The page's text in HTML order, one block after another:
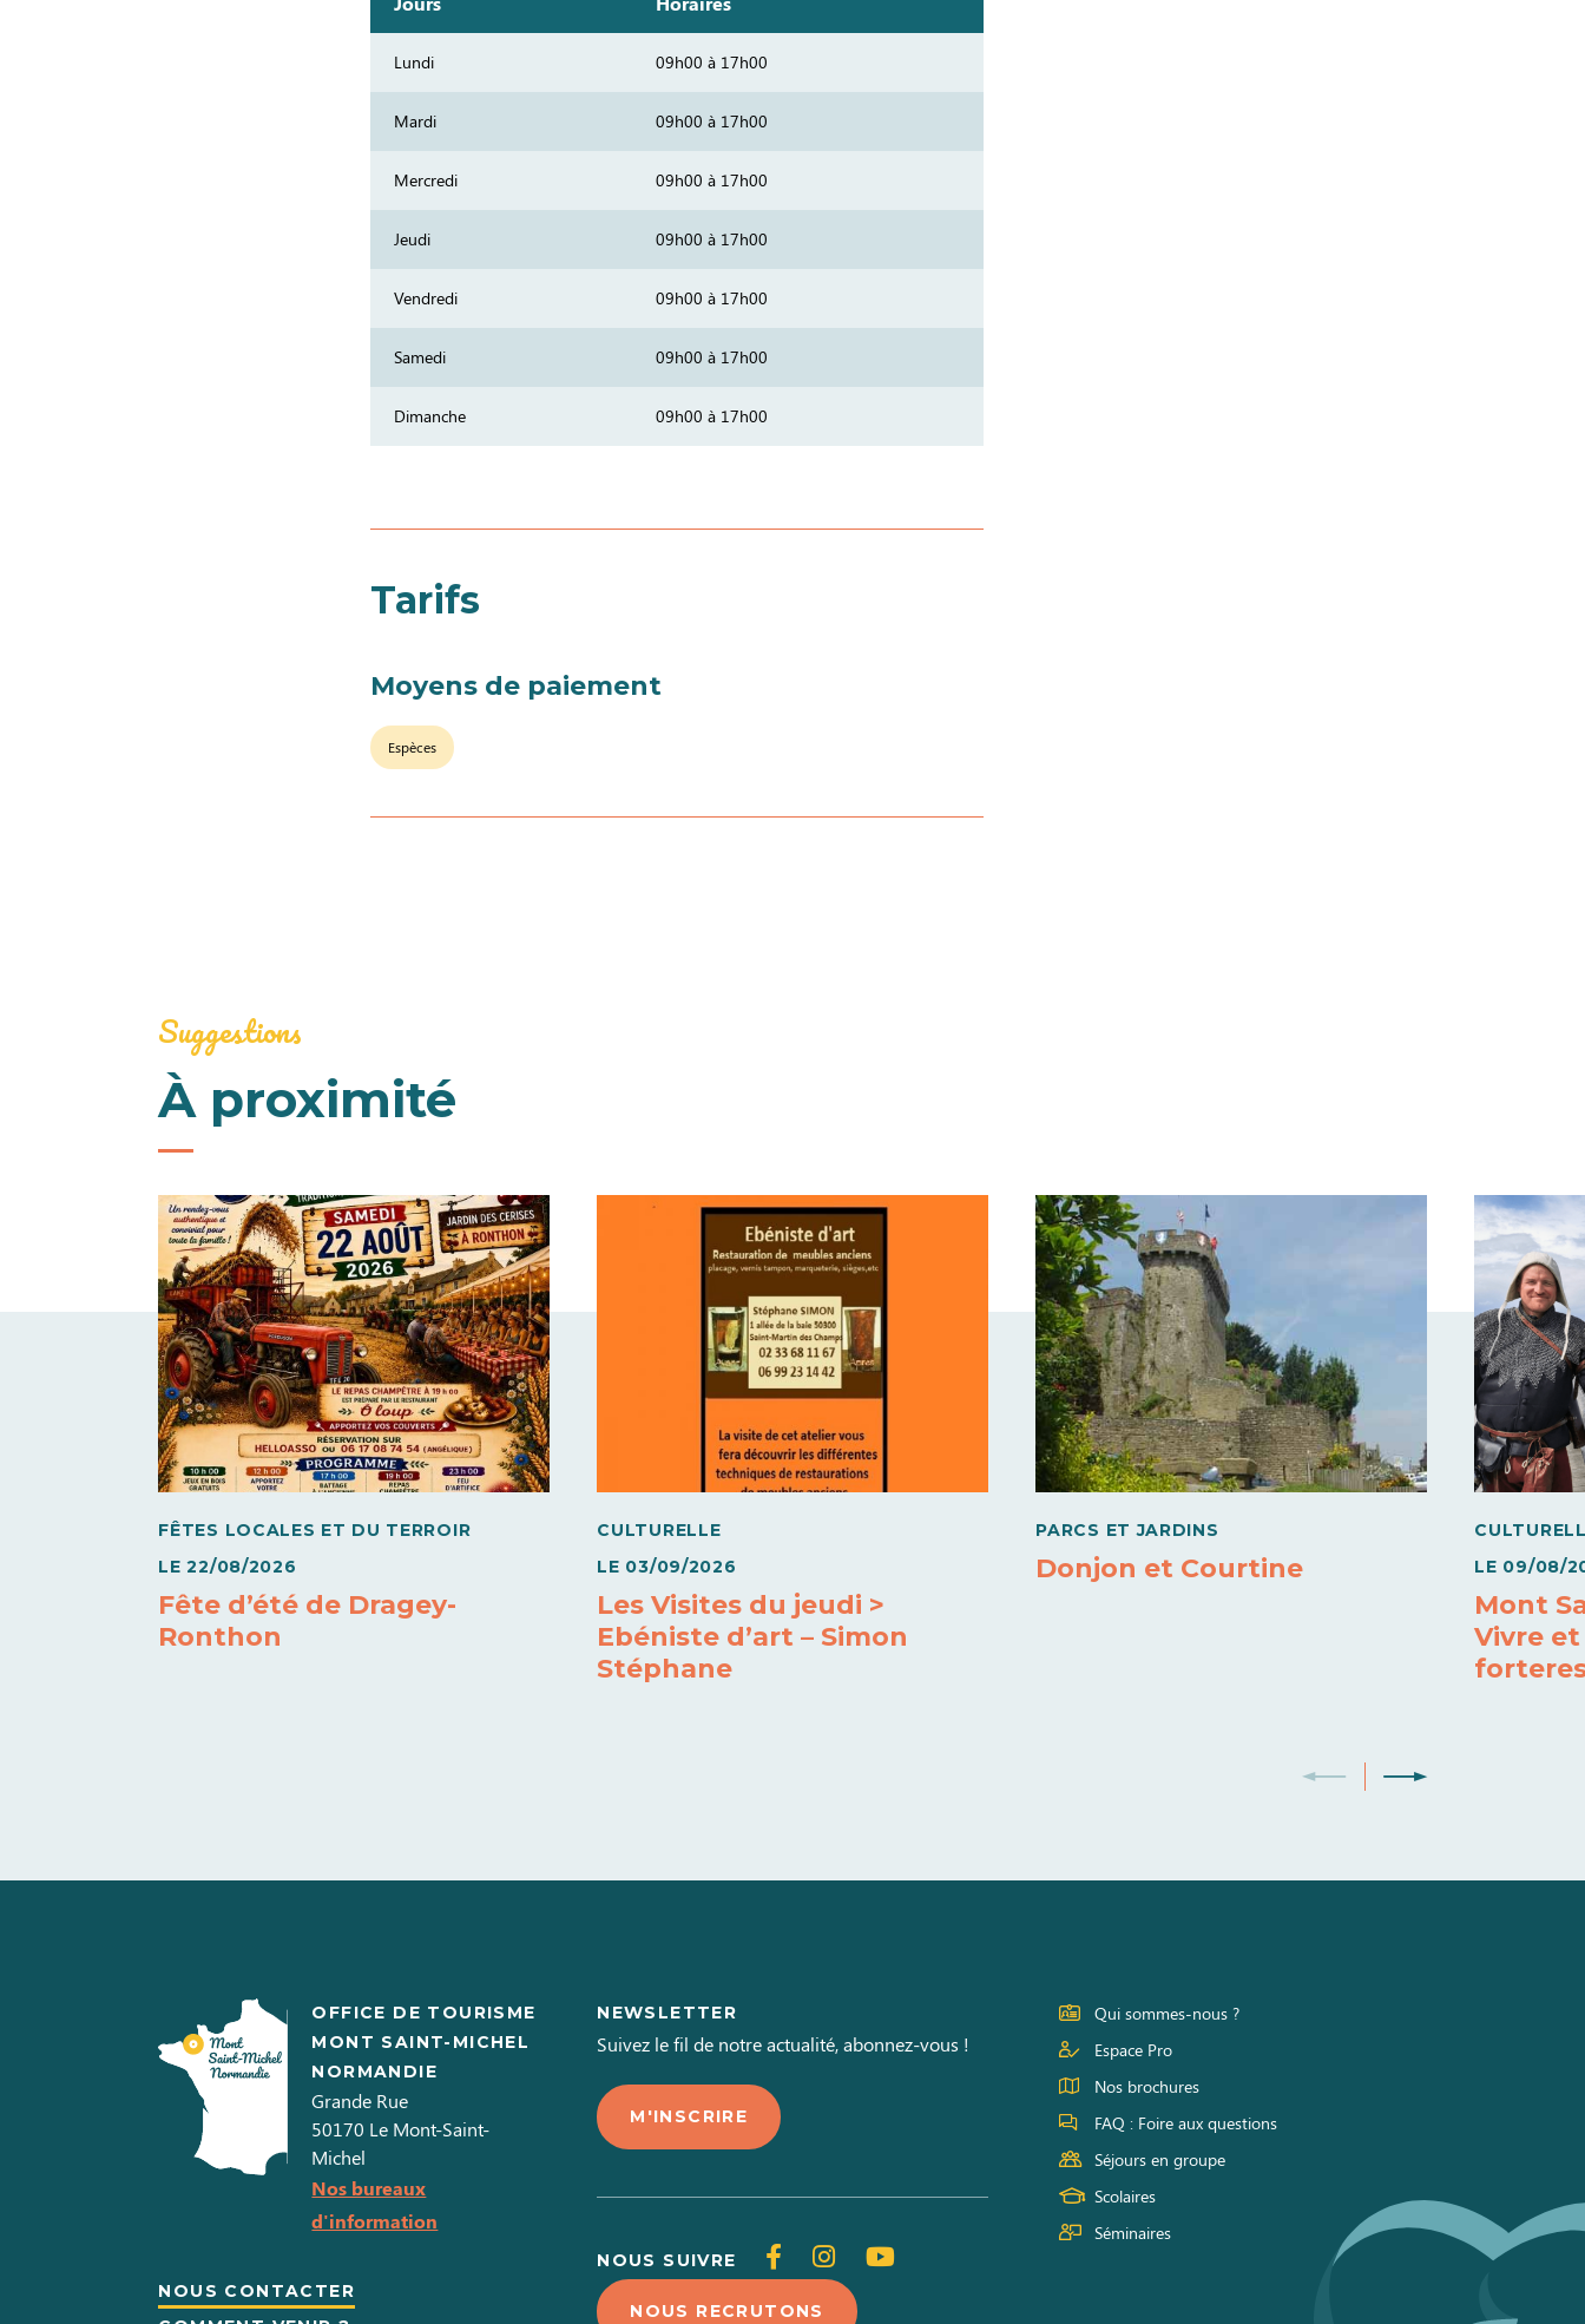
Lundi 09h00 à 17h00
Mardi 09h00 à 17h00
Mercredi 09h00 à 17h00
Jeudi 09h00 à 17h00
Vendredi 09h00 à 17h00
Samedi 09h00 à 17h00
Dimanche 09h00 à 17h00
Tarifs
Moyens de paiement
Espèces
Suggestions
À proximité
FÊTES LOCALES ET DU TERROIR
LE 22/08/2026
Fête d’été de Dragey-
Ronthon
CULTURELLE
LE 03/09/2026
Les Visites du jeudi >
Ebéniste d’art – Simon
Stéphane
PARCS ET JARDINS
Donjon et Courtine
LE 09/08/
Mont
Vivre
OFFICE DE TOURISME
MONT SAINT-MICHEL
NORMANDIE
Grande Rue
50170 Le Mont-Saint-
Michel
Nos bureaux
d'information
NOUS CONTACTER
NEWSLETTER
Suivez le fil de notre actualité, abonnez-vous !
M'INSCRIRE
NOUS SUIVRE
Suivez-
nous
Suivez-
nous
Suivez-
NOUS RECRUTONS
Qui sommes-nous ?
Espace Pro
Nos brochures
FAQ : Foire aux questions
Séjours en groupe
Scolaires
Séminaires